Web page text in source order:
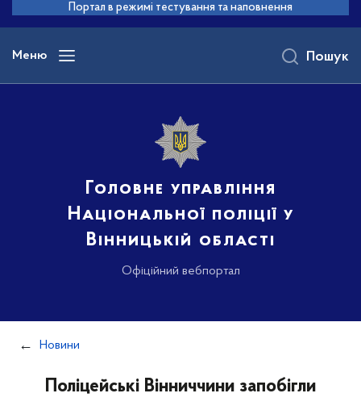
основного
вмісту
Портал в режимі тестування та наповнення
Меню
Головне управління
Національної поліції у
Вінницькій області
Офіційний вебпортал
Пошук
Новини
Поліцейські Вінниччини запобігли